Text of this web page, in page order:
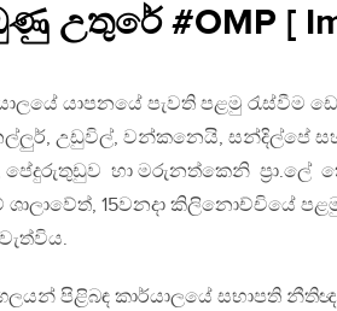
උතුරේ #OMP [
යාපනයේ පැවති පළමු රැස්වීම
උඩුවිල්, වන්කනෙයි, සන්දිල්පේ
හා මරුනත්කෙනි ප්‍රා.ලේ
ශාලාවේත්, 15වනදා කිලිනොච්චියේ
පිළිබඳ කාර්යාලයේ සභාපති